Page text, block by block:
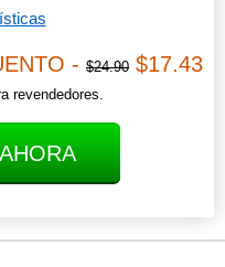
- $24.90 $17.43
revendedores.